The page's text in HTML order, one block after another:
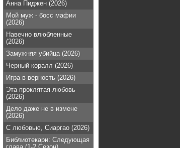
Анна Пиджен (2026)
Мой муж - босс мафии
(2026)
Навечно влюбленные
(2026)
Замужняя убийца (2026)
Черный коралл (2026)
Игра в верность (2026)
Эта проклятая любовь
(2026)
Дело даже не в измене
(2026)
С любовью, Сиаргао (2026)
Библиотекари: Следующая